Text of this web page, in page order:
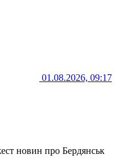
01.08.2026, 09:17
новин про Бердянськ